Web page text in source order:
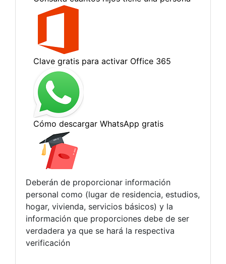
Deberán de proporcionar información
personal como (lugar de residencia, estudios,
hogar, vivienda, servicios básicos) y la
información que proporciones debe de ser
verdadera ya que se hará la respectiva
verificación